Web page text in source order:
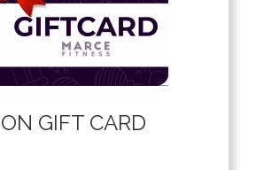
GIFT CARD